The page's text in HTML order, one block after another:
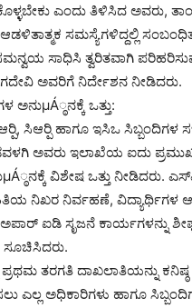
ಎಂದು ತಿಳಿಸಿದ ಅವರು,
ಸಮಸ್ಯೆಗಳಿದ್ದಲ್ಲಿ
ಸಾಧಿಸಿ ತ್ವರಿತವಾಗಿ
ಜಗದೇವಿ ಅವರಿಗೆ ನಿರ್ದೇಶನ ನೀಡಿದರು.
ಅನುμÁ್ಠನಕ್ಕೆ ಒತ್ತು:
ಸಿಆರ್‍ಪಿ ಹಾಗೂ ಇಸಿಒ
ಅವರು ಇಲಾಖೆಯ ಐದು ಪ್ರಮುಖ
ವಿಶೇಷ ಒತ್ತು ನೀಡಿದರು.
ನಿಖರ ನಿರ್ವಹಣೆ, ವಿದ್ಯಾರ್ಥಿಗಳ
ಐಡಿ ಸೃಜನೆ ಕಾರ್ಯಗಳನ್ನು
ಪ್ರಥಮ ತರಗತಿ ದಾಖಲಾತಿಯನ್ನು ಕನಿಷ್ಠ
ಎಲ್ಲ ಅಧಿಕಾರಿಗಳು ಹಾಗೂ